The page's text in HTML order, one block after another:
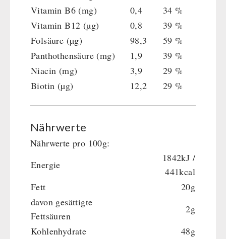
Vitamin B6 (mg)
0,4
34 %
Vitamin B12 (µg)
0,8
39 %
Folsäure (µg)
98,3
59 %
Panthothensäure (mg)
1,9
39 %
Niacin (mg)
3,9
29 %
Biotin (µg)
12,2 29 %
Nährwerte
Nährwerte pro 100g:
Energie
1842kJ /
441kcal
Fett
20g
davon gesättigte
Fettsäuren
2g
Kohlenhydrate
48g